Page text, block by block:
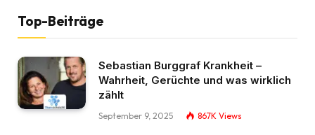
Top-Beiträge
Sebastian Burggraf Krankheit –
Wahrheit, Gerüchte und was wirklich
zählt
September 9, 2025 867K Views